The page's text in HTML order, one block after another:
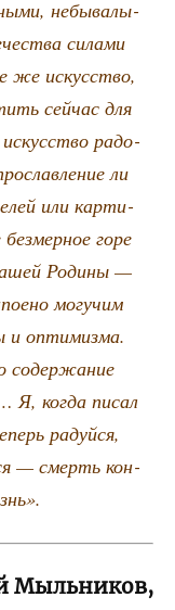
небы­ва­лы­
сила­ми
же искус­ство,
сей­час для
радо­
ли
или кар­ти­
горе
Роди­ны —
могу­чим
и опти­миз­ма.
содер­жа­ние
Я, когда писал
радуй­ся,
— смерть кон­
Мыльников,